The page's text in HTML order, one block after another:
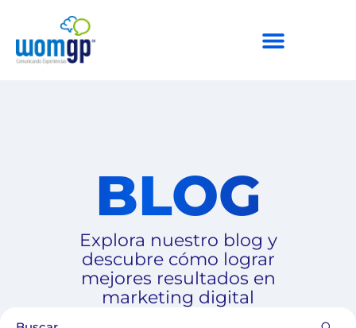
BLOG
Explora nuestro blog y
descubre cómo lograr
mejores resultados en
marketing digital